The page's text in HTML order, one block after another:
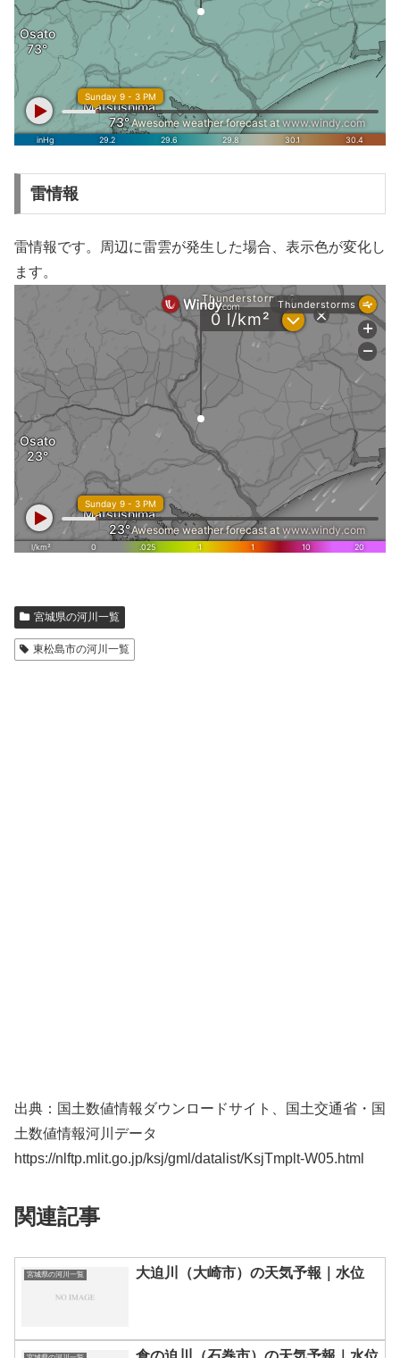
雷情報
雷情報です。周辺に雷雲が発生した場合、表示色が変化し
ます。
宮城県の河川一覧
東松島市の河川一覧
出典：国土数値情報ダウンロードサイト、国土交通省・国
土数値情報河川データ
https://nlftp.mlit.go.jp/ksj/gml/datalist/KsjTmplt-W05.html
関連記事
宮城県の河川一覧 大迫川（大崎市）の天気予報｜水位